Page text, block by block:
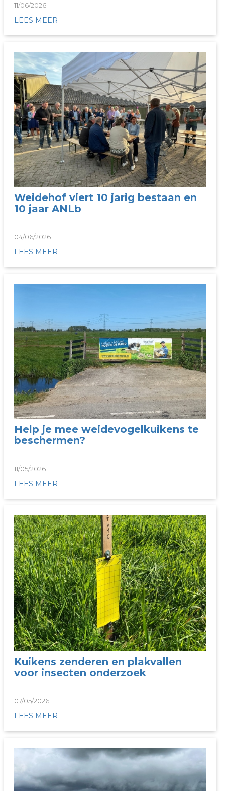
11/06/2026
LEES MEER
Weidehof viert 10 jarig bestaan en
10 jaar ANLb
04/06/2026
LEES MEER
Help je mee weidevogelkuikens te
beschermen?
11/05/2026
LEES MEER
Kuikens zenderen en plakvallen
voor insecten onderzoek
07/05/2026
LEES MEER